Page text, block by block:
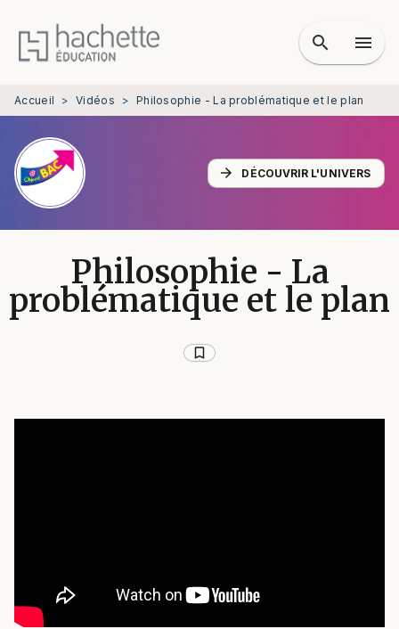
MENU RECHERCHE
PIED DE PAGE
search menu
Accueil > Vidéos > Philosophie - La problématique et le plan
arrow_forward DÉCOUVRIR L'UNIVERS
Philosophie - La
problématique et le plan
bookmark_border